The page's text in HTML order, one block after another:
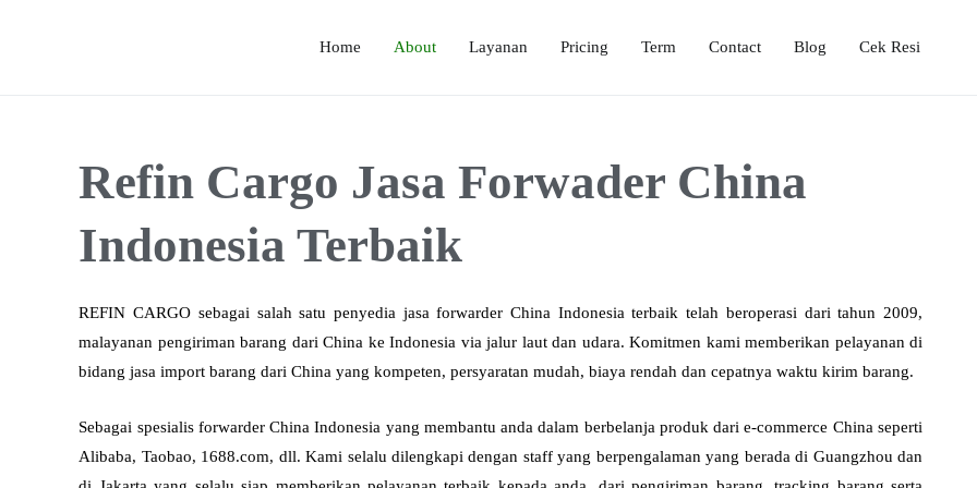
terpercaya & murah melayani jasa import ekspedisi barang door to door/borongan dari China ke Indonesia. Terima pembelian di Alibaba dll
Home About Layanan Pricing Term Contact Blog Cek Resi
Refin Cargo Jasa Forwader China
Indonesia Terbaik
REFIN CARGO sebagai salah satu penyedia jasa forwarder China Indonesia terbaik telah beroperasi dari tahun 2009,
malayanan pengiriman barang dari China ke Indonesia via jalur laut dan udara. Komitmen kami memberikan pelayanan di
bidang jasa import barang dari China yang kompeten, persyaratan mudah, biaya rendah dan cepatnya waktu kirim barang.
Sebagai spesialis forwarder China Indonesia yang membantu anda dalam berbelanja produk dari e-commerce China seperti
Alibaba, Taobao, 1688.com, dll. Kami selalu dilengkapi dengan staff yang berpengalaman yang berada di Guangzhou dan